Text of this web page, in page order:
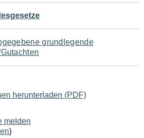
grundlegende
herunterladen (PDF)
melden
)